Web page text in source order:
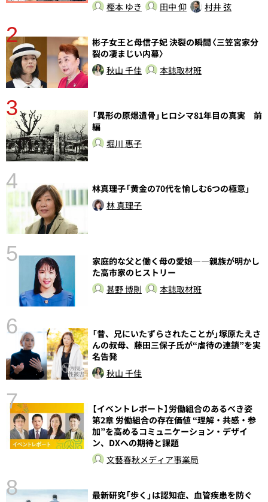
樫本 ゆき 田中 仰 村井 弦
2
彬子女王と母信子妃 決裂の瞬間〈三笠宮家分
裂の凄まじい内幕〉
秋山 千佳
本誌取材班
3
「異形の原爆遺骨」ヒロシマ81年目の真実 前
編
堀川 惠子
4
林真理子「黄金の70代を愉しむ6つの極意」
林 真理子
5
家庭的な父と働く母の愛娘――親族が明かし
た高市家のヒストリー
甚野 博則
本誌取材班
6
「昔、兄にいたずらされたことが」塚原たえさ
んの叔母、藤田三保子氏が“虐待の連鎖”を実
名告発
秋山 千佳
7
【イベントレポート】労働組合のあるべき姿
第2章 労働組合の存在価値 “理解・共感・参
加”を高めるコミュニケーション・デザイ
ン、DXへの期待と課題
文藝春秋メディア事業局
8
最新研究「歩く」は認知症、血管疾患を防ぐ